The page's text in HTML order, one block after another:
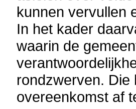
kunnen vervullen
In het kader
waarin de
rondzwerven. Die
overeenkomst af